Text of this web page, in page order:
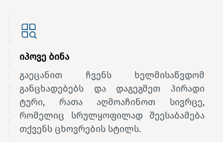
იპოვე ბინა
გაეცანით ჩვენს ხელმისაწვდომ
განცხადებებს და დაგეგმეთ პირადი
ტური, რათა აღმოაჩინოთ სივრცე,
რომელიც სრულყოფილად შეესაბამება
თქვენს ცხოვრების სტილს.